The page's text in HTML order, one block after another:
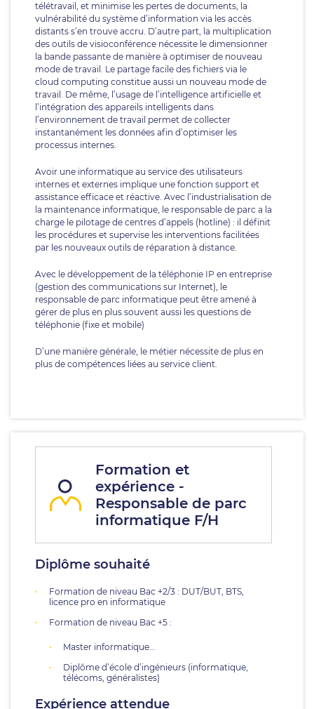
télétravail, et minimise les pertes de documents, la
vulnérabilité du système d’information via les accès
distants s’en trouve accru. D’autre part, la multiplication
des outils de visioconférence nécessite le dimensionner
la bande passante de manière à optimiser de nouveau
mode de travail. Le partage facile des fichiers via le
cloud computing constitue aussi un nouveau mode de
travail. De même, l’usage de l’intelligence artificielle et
l’intégration des appareils intelligents dans
l’environnement de travail permet de collecter
instantanément les données afin d’optimiser les
processus internes.
Avoir une informatique au service des utilisateurs
internes et externes implique une fonction support et
assistance efficace et réactive. Avec l’industrialisation de
la maintenance informatique, le responsable de parc a la
charge le pilotage de centres d’appels (hotline) : il définit
les procédures et supervise les interventions facilitées
par les nouveaux outils de réparation à distance.
Avec le développement de la téléphonie IP en entreprise
(gestion des communications sur Internet), le
responsable de parc informatique peut être amené à
gérer de plus en plus souvent aussi les questions de
téléphonie (fixe et mobile)
D’une manière générale, le métier nécessite de plus en
plus de compétences liées au service client.
Formation et
expérience -
Responsable de parc
informatique F/H
Diplôme souhaité
Formation de niveau Bac +2/3 : DUT/BUT, BTS,
licence pro en informatique
Formation de niveau Bac +5 :
Master informatique…
Diplôme d’école d’ingénieurs (informatique,
télécoms, généralistes)
Expérience attendue